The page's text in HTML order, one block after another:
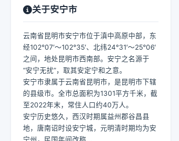
关于安宁市
云南省昆明市安宁市位于滇中高原中部，东
经102°07′～102°35′、北纬24°31′～25°06′
之间，地处昆明市西南部。安宁之名源于
“安宁无扰”，取其安定宁和之意。
安宁市隶属于云南省昆明市，是昆明市下辖
的县级市。全市总面积为1301平方千米，截
至2022年末，常住人口约40万人。
安宁历史悠久，西汉时期属益州郡谷昌县
地，唐南诏时设安宁城，元明清时期均为安